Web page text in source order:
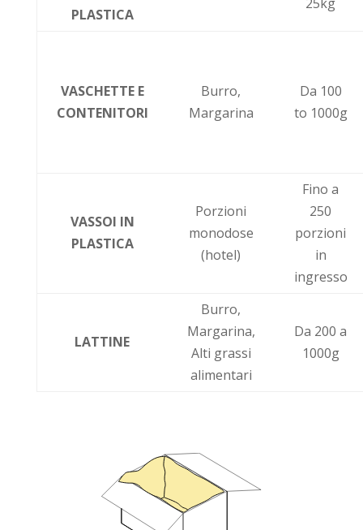
PLASTICA
VASCHETTE E
CONTENITORI
Burro,
Margarina
Da 100
to 1000g
VASSOI IN
PLASTICA
Porzioni
monodose
(hotel)
Fino a
250
porzioni
in
ingresso
LATTINE
Burro,
Margarina,
Alti grassi
alimentari
Da 200 a
1000g